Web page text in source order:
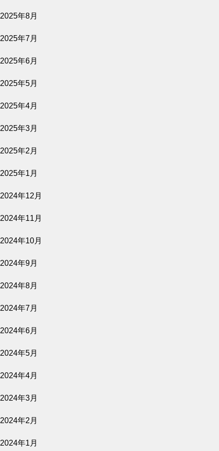
原爆資料館 語り継ぐものたち
きれっぱしの愛
バナ穴 BANA＿ANA
2026年8月7日～9月17日
愛し合ってるかい？ 忌野清志郎が教えてく
2025年8月
2025年7月
2025年6月
2025年5月
2025年4月
2025年3月
2025年2月
2025年1月
2024年12月
2024年11月
2024年10月
2024年9月
2024年8月
2024年7月
2024年6月
2024年5月
2024年4月
2024年3月
2024年2月
2024年1月